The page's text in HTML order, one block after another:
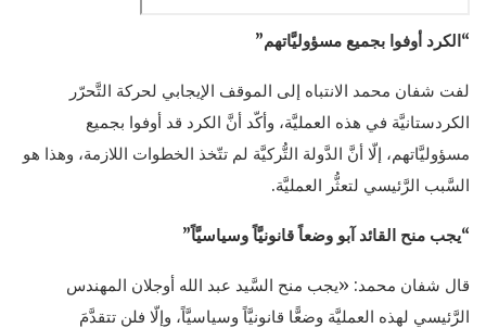
“الكرد أوفوا بجميع مسؤوليَّاتهم”
لفت شفان محمد الانتباه إلى الموقف الإيجابي لحركة التَّحرّر
الكردستانيَّة في هذه العمليَّة، وأكّد أنَّ الكرد قد أوفوا بجميع
مسؤوليَّاتهم، إلّا أنَّ الدَّولة التُّركيَّة لم تتّخذ الخطوات اللازمة، وهذا هو
السَّبب الرَّئيسي لتعثُّر العمليَّة.
“يجب منح القائد آبو وضعاً قانونيَّاً وسياسيَّاً”
قال شفان محمد: «يجب منح السَّيد عبد الله أوجلان المهندس
الرَّئيسي لهذه العمليَّة وضعًّا قانونيَّاً وسياسيَّاً، وإلّا فلن تتقدَّمَ